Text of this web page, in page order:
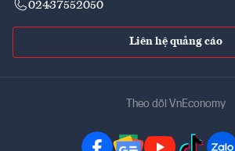
02437552050
Liên hệ quảng cáo
Theo dõi VnEconomy